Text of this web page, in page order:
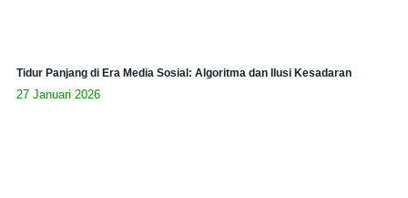
Tidur Panjang di Era Media Sosial: Algoritma dan Ilusi Kesadaran
27 Januari 2026